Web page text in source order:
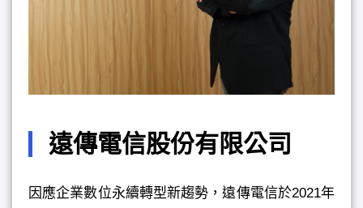
遠傳電信股份有限公司
因應企業數位永續轉型新趨勢，遠傳電信於2021年